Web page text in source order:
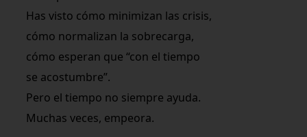
Has visto cómo minimizan las crisis,
cómo normalizan la sobrecarga,
cómo esperan que “con el tiempo
se acostumbre”.
Pero el tiempo no siempre ayuda.
Muchas veces, empeora.